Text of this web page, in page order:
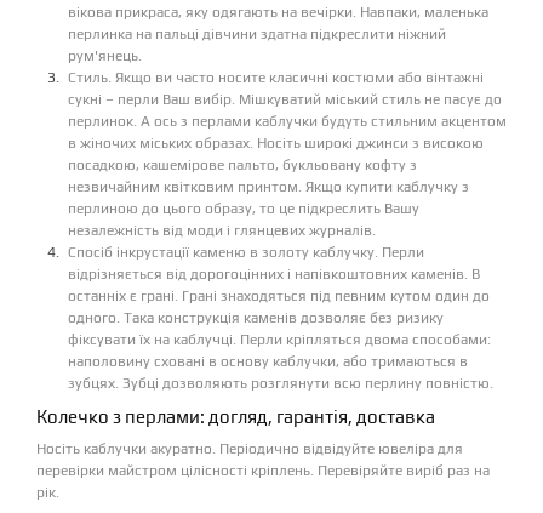
вікова прикраса, яку одягають на вечірки. Навпаки, маленька
перлинка на пальці дівчини здатна підкреслити ніжний
рум'янець.
Стиль. Якщо ви часто носите класичні костюми або вінтажні
сукні – перли Ваш вибір. Мішкуватий міський стиль не пасує до
перлинок. А ось з перлами каблучки будуть стильним акцентом
в жіночих міських образах. Носіть широкі джинси з високою
посадкою, кашемірове пальто, букльовану кофту з
незвичайним квітковим принтом. Якщо купити каблучку з
перлиною до цього образу, то це підкреслить Вашу
незалежність від моди і глянцевих журналів.
Спосіб інкрустації каменю в золоту каблучку. Перли
відрізняється від дорогоцінних і напівкоштовних каменів. В
останніх є грані. Грані знаходяться під певним кутом один до
одного. Така конструкція каменів дозволяє без ризику
фіксувати їх на каблучці. Перли кріпляться двома способами:
наполовину сховані в основу каблучки, або тримаються в
зубцях. Зубці дозволяють розглянути всю перлину повністю.
Колечко з перлами: догляд, гарантія, доставка
Носіть каблучки акуратно. Періодично відвідуйте ювеліра для
перевірки майстром цілісності кріплень. Перевіряйте виріб раз на
рік.